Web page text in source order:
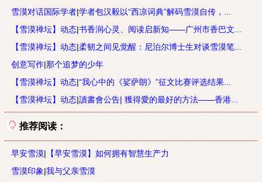
雪漠对话国际学者|学者包汉毅以“西凉词典”解码雪漠自传，...
【雪漠禅坛】动态|书香润心灵、阅读启新知——广州市香巴文...
【雪漠禅坛】动态|柔韧之间见觉醒：尼泊尔博士生对谈雪漠笔...
创意写作|那个追梦的少年
【雪漠禅坛】动态|“我心中的《娑萨朗》”征文比赛评选结果...
【雪漠禅坛】动态|讀書會公告| 獲得愛的最好的方法——香港...
推荐阅读：
早安雪漠| 【早安雪漠】如何拥有智慧生产力
雪漠印象|我与父亲雪漠